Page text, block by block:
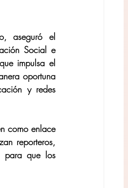
aseguró el
Social e
impulsa el
oportuna
y redes
como enlace
reporteros,
para que los